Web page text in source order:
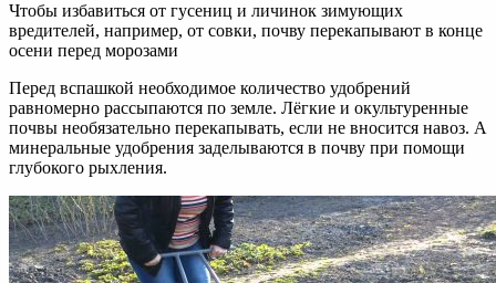
Чтобы избавиться от гусениц и личинок зимующих
вредителей, например, от совки, почву перекапывают в конце
осени перед морозами
Перед вспашкой необходимое количество удобрений
равномерно рассыпаются по земле. Лёгкие и окультуренные
почвы необязательно перекапывать, если не вносится навоз. А
минеральные удобрения заделываются в почву при помощи
глубокого рыхления.